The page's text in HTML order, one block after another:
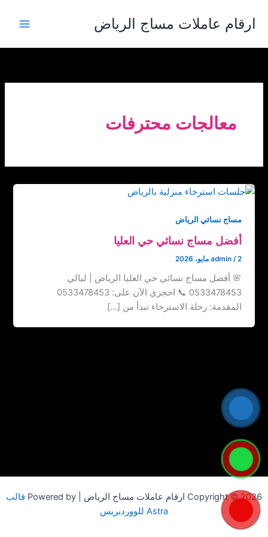
المحتوى
ارقام عاملات مساج الرياض
معالجات محترفات
مساج نسائي الرياض
أفضل مساج نسائي حي العليا
admin /2 مايو، 2026
🌸 أفضل مساج نسائي حي العليا الرياض | ليالي
0533478453 📞 احجزي الآن على: 0533478453
المقدمة: رحلة الاسترخاء تبدأ من […]
Copyright © 2026 ارقام عاملات مساج الرياض | Powered by
قالب
Astra للووردبريس